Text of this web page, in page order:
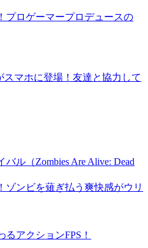
プロゲーマープロデュースの
スマホに登場！友達と協力して
ル（Zombies Are Alive: Dead
ゾンビを薙ぎ払う爽快感がウリ
アクションFPS！